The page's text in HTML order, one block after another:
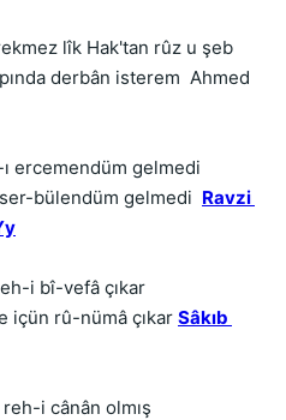
lîk Hak'tan rûz u şeb
derbân isterem  Ahmed
ercemendüm gelmedi
bülendüm gelmedi Ravzi
i bî-vefâ çıkar
içün rû-nümâ çıkar Sâkıb
reh-i cânân olmış